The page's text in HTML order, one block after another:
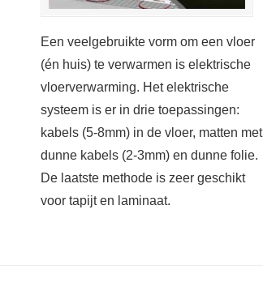
Een veelgebruikte vorm om een vloer
(én huis) te verwarmen is elektrische
vloerverwarming. Het elektrische
systeem is er in drie toepassingen:
kabels (5-8mm) in de vloer, matten met
dunne kabels (2-3mm) en dunne folie.
De laatste methode is zeer geschikt
voor tapijt en laminaat.